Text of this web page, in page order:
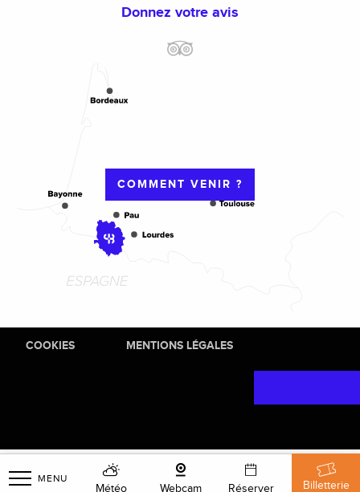
MENU
Météo Webcam Réserver Billetterie
Donnez votre avis
COMMENT VENIR ?
COOKIES MENTIONS LÉGALES